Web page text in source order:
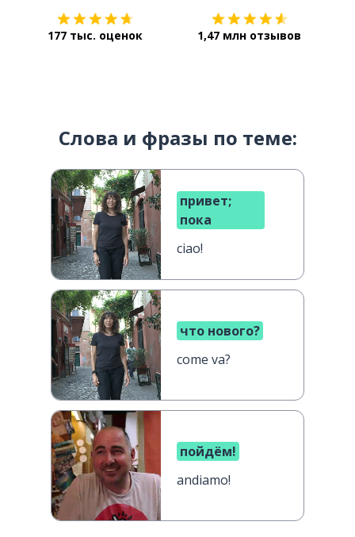
177 тыс. оценок 1,47 млн отзывов
Слова и фразы по теме:
привет;
пока
ciao!
что нового?
come va?
пойдём!
andiamo!